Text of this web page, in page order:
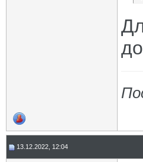
13.12.2022, 12:04